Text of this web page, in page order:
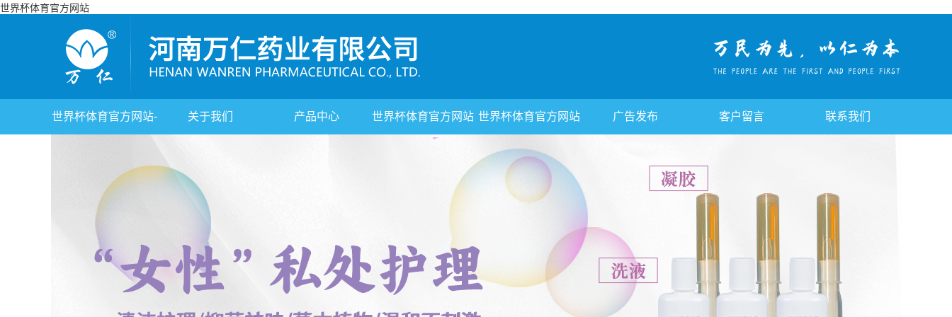
世界杯体育官方网站
世界杯体育官方网站- 关于我们 产品中心 世界杯体育官方网站 世界杯体育官方网站 广告发布 客户留言 联系我们